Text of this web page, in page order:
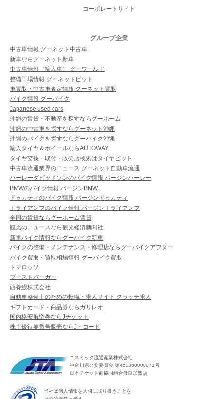
コーポレートサイト
グループ企業
中古車情報 グーネット中古車
新車ならグーネット新車
中古車情報（輸入車） グーワールド
整備工場情報 グーネットピット
車買取・中古車査定情報 グーネット買取
バイク情報 グーバイク
Japanese used cars
沖縄の賃貸・不動産を探すならグーホーム
沖縄の中古車を探すならグーネット沖縄
沖縄のバイクを探すならグーバイク沖縄
輸入タイヤ＆ホイールならAUTOWAY
タイヤ交換・取付・販売店検索はタイヤピット
中古車流通業界のニュース グーネット自動車流通
ハーレーダビッドソンのバイク情報 バージンハーレー
BMWのバイク情報 バージンBMW
ドゥカティのバイク情報 バージンドゥカティ
トライアンフのバイク情報 バージントライアンフ
全国の賃貸ならグーホーム賃貸
観光のニュースなら観光経済新聞社
新車バイク情報ならグーバイク新車
バイクの整備・メンテナンス・修理店ならグーバイクアフター
バイク買取・買取相場情報 グーバイク買取
トマロッソ
ブーストバーガー
西養鰻株式会社
自動車整備士のための転職・求人サイト クラッチ求人
ギフトカード・商品券ならガリレオ
国内格安航空券ならJチケット
株主優待券番号販売ならJ・コード
コスミック流通産業株式会社
神奈川県公安委員会 第451360000071号
日本チケット商協同組合優良加盟店
当社は個人情報を大切に取り扱うことを